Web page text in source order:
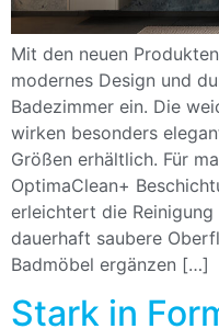
Mit den neuen
modernes Design und
Badezimmer ein. Die
wirken besonders
Größen erhältlich. Für
OptimaClean+
erleichtert die
dauerhaft saubere
Badmöbel ergänzen […]
Stark in